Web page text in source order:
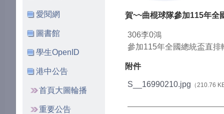
愛閱網
圖書館
學生OpenID
港中公告
首頁大圖輪播
重要公告
賀~~曲棍球隊參加115年全
306李0鴻
參加115年全國總統盃直
附件
S__16990210.jpg （210.76